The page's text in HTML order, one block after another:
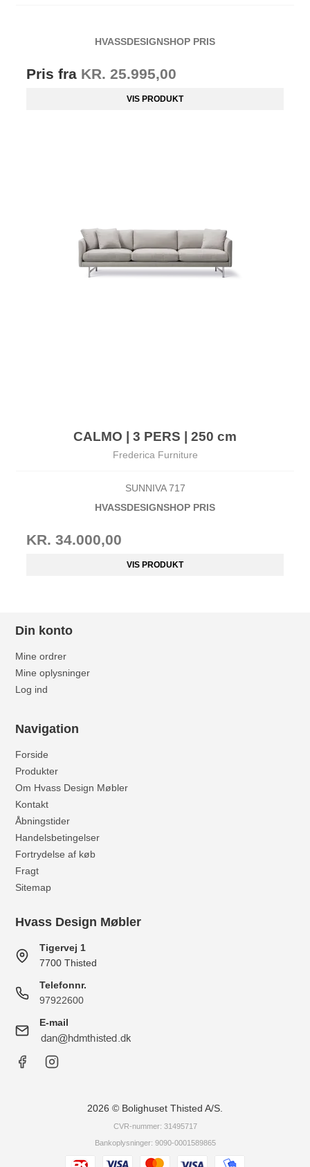
HVASSDESIGNSHOP PRIS
Pris fra KR. 25.995,00
VIS PRODUKT
CALMO | 3 PERS | 250 cm
Frederica Furniture
SUNNIVA 717
HVASSDESIGNSHOP PRIS
KR. 34.000,00
VIS PRODUKT
Din konto
Mine ordrer
Mine oplysninger
Log ind
Navigation
Forside
Produkter
Om Hvass Design Møbler
Kontakt
Åbningstider
Handelsbetingelser
Fortrydelse af køb
Fragt
Sitemap
Hvass Design Møbler
Tigervej 1
7700 Thisted
Telefonnr.
97922600
E-mail
2026 © Bolighuset Thisted A/S.
CVR-nummer: 31495717
Bankoplysninger: 9090-0001589865